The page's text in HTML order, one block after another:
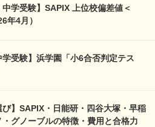
学受験】SAPIX 上位校偏差値＜
年4月）
受験】浜学園「小6合否判定テス
び】SAPIX・日能研・四谷大塚・早稲
グノーブルの特徴・費用と合格力